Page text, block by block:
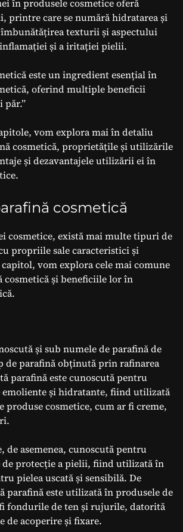
în produsele cosmetice oferă
printre care se numără hidratarea și
texturii și aspectului
și a iritației pielii.
este un ingredient esențial în
oferind multiple beneficii
păr.”
vom explora mai în detaliu
cosmetică, proprietățile și utilizările
și dezavantajele utilizării ei în
cosmetică
cosmetice, există mai multe tipuri de
propriile sale caracteristici și
vom explora cele mai comune
și beneficiile lor în
și sub numele de parafină de
de parafină obținută prin rafinarea
parafină este cunoscută pentru
și hidratante, fiind utilizată
produse cosmetice, cum ar fi creme,
de asemenea, cunoscută pentru
protecție a pielii, fiind utilizată în
pielea uscată și sensibilă. De
parafină este utilizată în produsele de
fondurile de ten și rujurile, datorită
de acoperire și fixare.